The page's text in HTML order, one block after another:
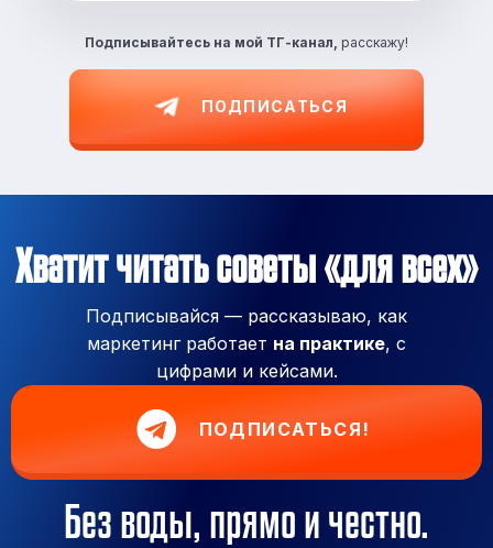
Подписывайтесь на мой ТГ-канал, расскажу!
ПОДПИСАТЬСЯ
Хватит читать советы «для всех»
Подписывайся — рассказываю, как
маркетинг работает на практике, с
цифрами и кейсами.
ПОДПИСАТЬСЯ!
Без воды, прямо и честно.